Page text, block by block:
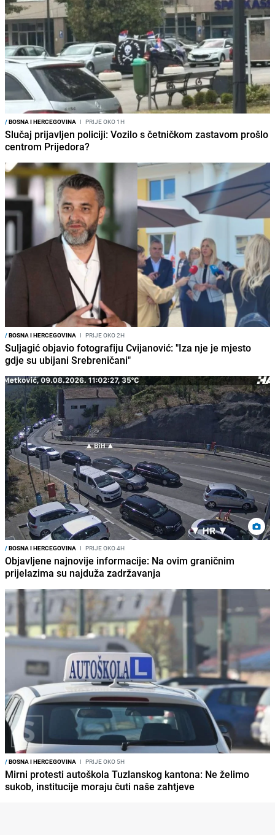
/BOSNA I HERCEGOVINA I PRIJE OKO 1H
Slučaj prijavljen policiji: Vozilo s četničkom zastavom prošlo
centrom Prijedora?
/BOSNA I HERCEGOVINA I PRIJE OKO 2H
Suljagić objavio fotografiju Cvijanović: "Iza nje je mjesto
gdje su ubijani Srebreničani"
/BOSNA I HERCEGOVINA I PRIJE OKO 4H
Objavljene najnovije informacije: Na ovim graničnim
prijelazima su najduža zadržavanja
/BOSNA I HERCEGOVINA I PRIJE OKO 5H
Mirni protesti autoškola Tuzlanskog kantona: Ne želimo
sukob, institucije moraju čuti naše zahtjeve